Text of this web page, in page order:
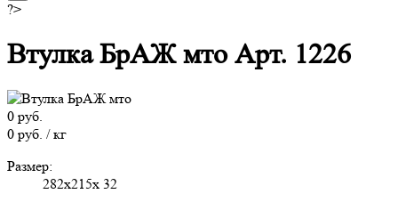
?>
Втулка БрАЖ мто Арт. 1226
0 руб.
0 руб. / кг
Размер:
282х215х 32